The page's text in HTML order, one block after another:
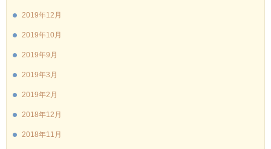
2019年12月
2019年10月
2019年9月
2019年3月
2019年2月
2018年12月
2018年11月